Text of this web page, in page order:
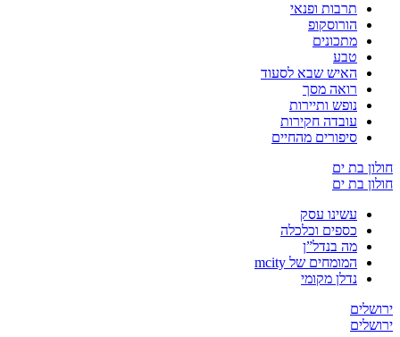
תרבות ופנאי
הורוסקופ
מתכונים
טבע
האיש שבא לסעוד
רואה מסך
נופש ותיירות
עובדה חקירות
סיפורים מהחיים
בת ים
בת ים
עשינו עסק
כספים וכלכלה
מה בנדל”ן
המומחים של mcity
נדלן מקומי